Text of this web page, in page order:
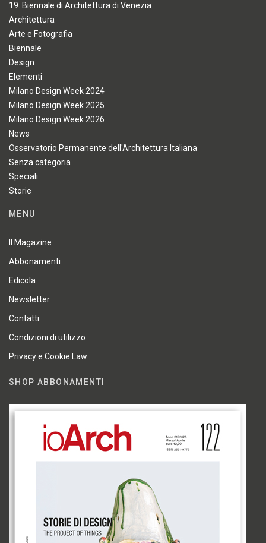
19. Biennale di Architettura di Venezia
Architettura
Arte e Fotografia
Biennale
Design
Elementi
Milano Design Week 2024
Milano Design Week 2025
Milano Design Week 2026
News
Osservatorio Permanente dell'Architettura Italiana
Senza categoria
Speciali
Storie
MENU
Il Magazine
Abbonamenti
Edicola
Newsletter
Contatti
Condizioni di utilizzo
Privacy e Cookie Law
SHOP ABBONAMENTI